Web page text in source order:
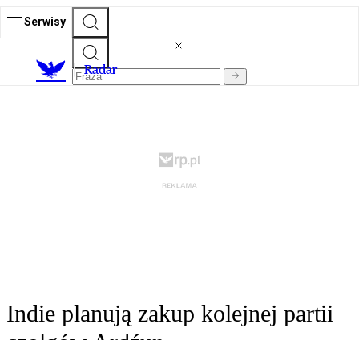
Serwisy
Radar
Indie planują zakup kolejnej partii